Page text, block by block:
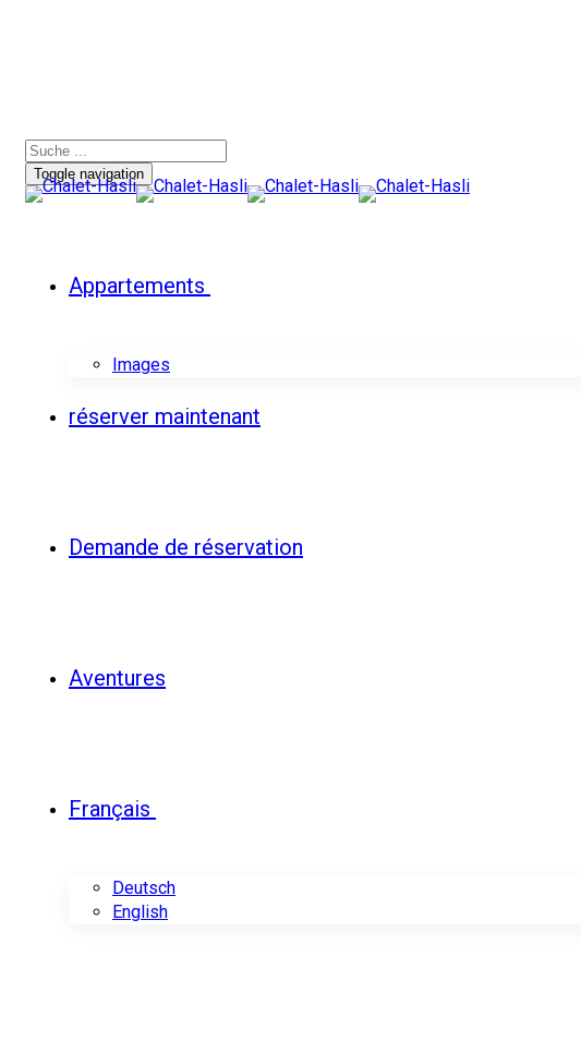
Toggle navigation
Appartements
Images
réserver maintenant
Demande de réservation
Aventures
Français
Deutsch
English